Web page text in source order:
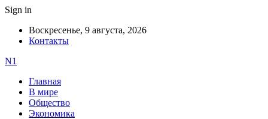
Sign in
Воскресенье, 9 августа, 2026
Контакты
N1
Главная
В мире
Общество
Экономика